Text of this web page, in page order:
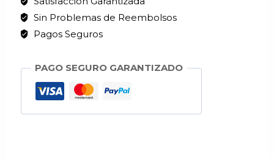
Sin Problemas de Reembolsos
Pagos Seguros
PAGO SEGURO GARANTIZADO